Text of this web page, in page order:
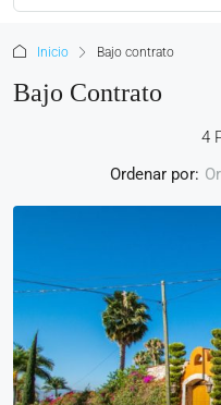
Inicio Bajo contrato
Bajo Contrato
4
Ordenar por: